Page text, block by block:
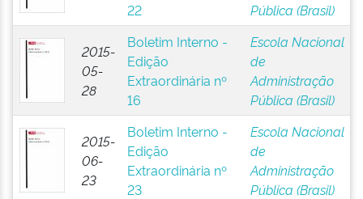
22
Pública (Brasil)
2015-
05-
28
Boletim Interno -
Edição
Extraordinária nº
16
Escola Nacional
de
Administração
Pública (Brasil)
2015-
06-
23
Boletim Interno -
Edição
Extraordinária nº
23
Escola Nacional
de
Administração
Pública (Brasil)